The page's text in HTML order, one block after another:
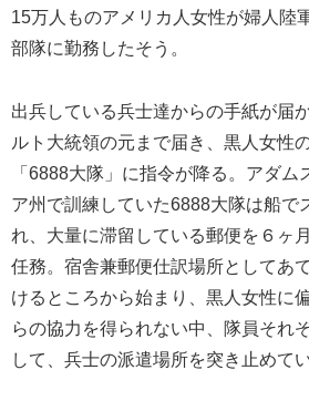
15万人ものアメリカ人女性が婦人陸
部隊に勤務したそう。
出兵している兵士達からの手紙が届
ルト大統領の元まで届き、黒人女性
「6888大隊」に指令が降る。アダム
ア州で訓練していた6888大隊は船で
れ、大量に滞留している郵便を６ヶ
任務。宿舎兼郵便仕訳場所としてあ
けるところから始まり、黒人女性に
らの協力を得られない中、隊員それ
して、兵士の派遣場所を突き止めてい